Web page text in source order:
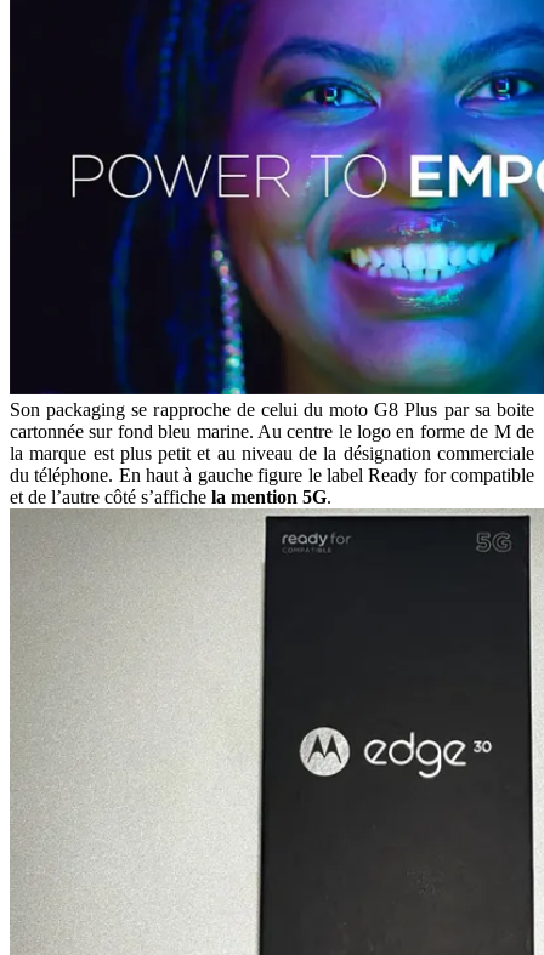
Son packaging se rapproche de celui du moto G8 Plus par sa boite
cartonnée sur fond bleu marine. Au centre le logo en forme de M de
la marque est plus petit et au niveau de la désignation commerciale
du téléphone. En haut à gauche figure le label Ready for compatible
et de l’autre côté s’affiche la mention 5G.